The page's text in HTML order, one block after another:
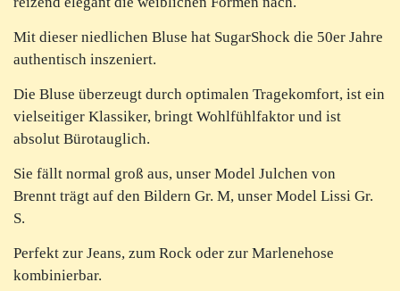
Mit dieser niedlichen Bluse hat SugarShock die 50er Jahre
authentisch inszeniert.
Die Bluse überzeugt durch optimalen Tragekomfort, ist ein
vielseitiger Klassiker, bringt Wohlfühlfaktor und ist
absolut Bürotauglich.
Sie fällt normal groß aus, unser Model Julchen von
Brennt trägt auf den Bildern Gr. M, unser Model Lissi Gr.
S.
Perfekt zur Jeans, zum Rock oder zur Marlenehose
kombinierbar.